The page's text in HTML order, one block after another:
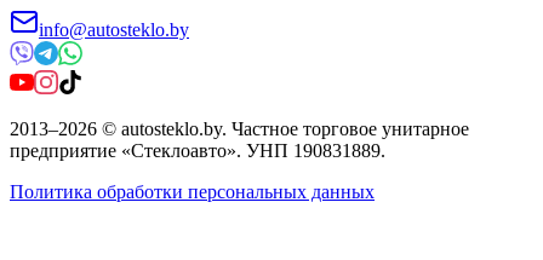
info@autosteklo.by
2013–2026 © autosteklo.by. Частное торговое унитарное
предприятие «Стеклоавто». УНП 190831889.
Политика обработки персональных данных